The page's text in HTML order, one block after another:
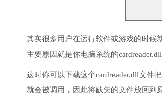
其实很多用户在运行软件或游戏的时候
主要原因就是你电脑系统的
这时你可以下载这个cardreader.dll文件
就会被调用，因此将缺失的文件放回到